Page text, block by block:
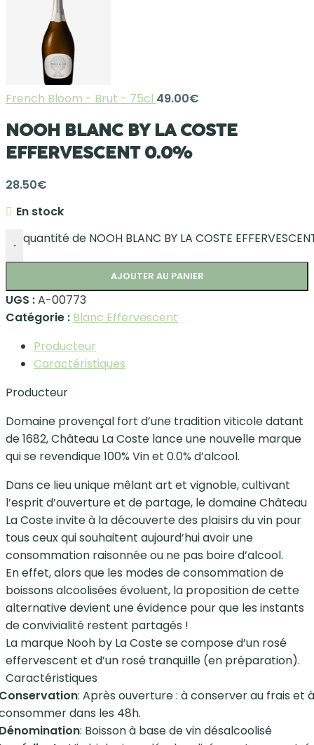
French Bloom - Brut - 75cl 49.00€
NOOH BLANC BY LA COSTE
EFFERVESCENT 0.0%
28.50€
En stock
- quantité de NOOH BLANC BY LA COSTE
AJOUTER AU PANIER
UGS :A-00773
Catégorie : Blanc Effervescent
Producteur
Caractéristiques
Producteur
Domaine provençal fort d’une tradition viticole datant
de 1682, Château La Coste lance une nouvelle marque
qui se revendique 100% Vin et 0.0% d’alcool.
Dans ce lieu unique mêlant art et vignoble, cultivant
l’esprit d’ouverture et de partage, le domaine Château
La Coste invite à la découverte des plaisirs du vin pour
tous ceux qui souhaitent aujourd’hui avoir une
consommation raisonnée ou ne pas boire d’alcool.
En effet, alors que les modes de consommation de
boissons alcoolisées évoluent, la proposition de cette
alternative devient une évidence pour que les instants
de convivialité restent partagés !
La marque Nooh by La Coste se compose d’un rosé
effervescent et d’un rosé tranquille (en préparation).
Caractéristiques
: Après ouverture : à conserver au frais et à
dans les 48h.
: Boisson à base de vin désalcoolisé